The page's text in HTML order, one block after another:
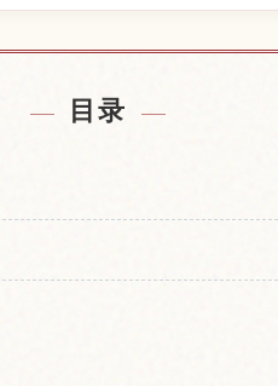
目录